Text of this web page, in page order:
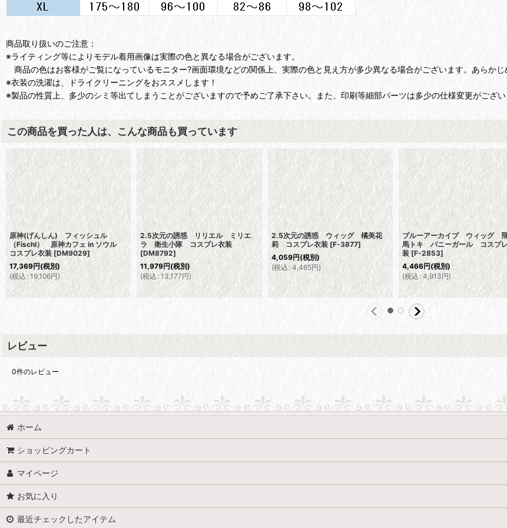
商品取り扱いのご注意：
※ライティング等によりモデル着用画像は実際の色と異なる場合がございます。
商品の色はお客様がご覧になっているモニター?画面環境などの関係上、実際の色と見え方が多少異なる場合がございます。あらかじ
※衣装の洗濯は、ドライクリーニングをおススメします！
※製品の性質上、多少のシミ等出てしまうことがございますので予めご了承下さい。また、印刷等細部パーツは多少の仕様変更がござい
この商品を買った人は、こんな商品も買っています
原神(げんしん) フィッシュル
（Fischl） 原神カフェ in ソウル
コスプレ衣装 [DM9029]
17,369円(税別)
(税込 : 19,106円)
2.5次元の誘惑 リリエル ミリエ
ラ 衛生小隊 コスプレ衣装
[DM8792]
11,979円(税別)
(税込 : 13,177円)
2.5次元の誘惑 ウィッグ 橘美花
莉 コスプレ衣装 [F-3877]
4,059円(税別)
(税込 : 4,465円)
ブルーアーカイブ ウィッグ
馬トキ バニーガール コスプ
装 [F-2853]
4,466円(税別)
(税込 : 4,913円)
レビュー
0件のレビュー
ホーム
ショッピングカート
マイページ
お気に入り
最近チェックしたアイテム